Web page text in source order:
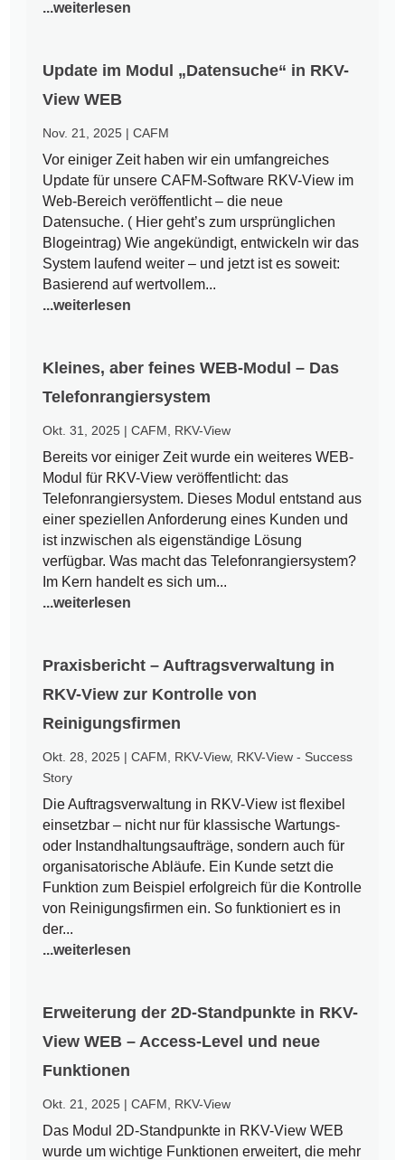
...weiterlesen
Update im Modul „Datensuche“ in RKV-
View WEB
Nov. 21, 2025 |CAFM
Vor einiger Zeit haben wir ein umfangreiches
Update für unsere CAFM-Software RKV-View im
Web-Bereich veröffentlicht – die neue
Datensuche. ( Hier geht’s zum ursprünglichen
Blogeintrag) Wie angekündigt, entwickeln wir das
System laufend weiter – und jetzt ist es soweit:
Basierend auf wertvollem...
...weiterlesen
Kleines, aber feines WEB-Modul – Das
Telefonrangiersystem
Okt. 31, 2025 |CAFM RKV-View
Bereits vor einiger Zeit wurde ein weiteres WEB-
Modul für RKV-View veröffentlicht: das
Telefonrangiersystem. Dieses Modul entstand aus
einer speziellen Anforderung eines Kunden und
ist inzwischen als eigenständige Lösung
verfügbar. Was macht das Telefonrangiersystem?
Im Kern handelt es sich um...
...weiterlesen
Praxisbericht – Auftragsverwaltung in
RKV-View zur Kontrolle von
Reinigungsfirmen
Okt. 28, 2025 |CAFM RKV-View, RKV-View - Success
Story
Die Auftragsverwaltung in RKV-View ist flexibel
einsetzbar – nicht nur für klassische Wartungs-
oder Instandhaltungsaufträge, sondern auch für
organisatorische Abläufe. Ein Kunde setzt die
Funktion zum Beispiel erfolgreich für die Kontrolle
von Reinigungsfirmen ein. So funktioniert es in
der...
...weiterlesen
Erweiterung der 2D-Standpunkte in RKV-
View WEB – Access-Level und neue
Funktionen
Okt. 21, 2025 |CAFM RKV-View
Das Modul 2D-Standpunkte in RKV-View WEB
wurde um wichtige Funktionen erweitert, die mehr